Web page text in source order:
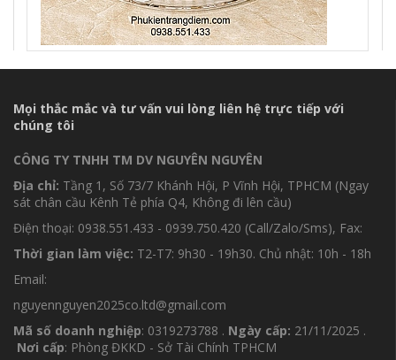
Mọi thắc mắc và tư vấn vui lòng liên hệ trực tiếp với
chúng tôi
CÔNG TY TNHH TM DV NGUYÊN NGUYÊN
Địa chỉ: Tầng 1, Số 73/7 Khánh Hội, P Vĩnh Hội, TPHCM (Ngay
sát chân cầu Kênh Tẻ phía Q4, Không đi lên cầu)
Điện thoại: 0938.551.433 - 0939.750.420 (Call/Zalo/Sms), Fax:
Thời gian làm việc: T2-T7: 9h30 - 19h30. Chủ nhật: 10h - 18h
Email:
nguyennguyen2025co.ltd@gmail.com
Mã số doanh nghiệp: 0319273788 . Ngày cấp: 21/11/2025 .
Nơi cấp: Phòng ĐKKD - Sở Tài Chính TPHCM